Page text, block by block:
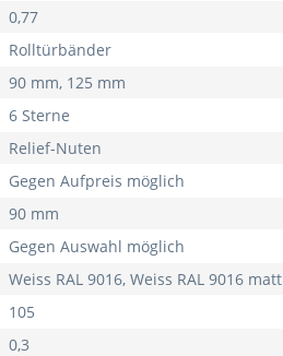
0,77
Rolltürbänder
90 mm, 125 mm
6 Sterne
Relief-Nuten
Gegen Aufpreis möglich
90 mm
Gegen Auswahl möglich
Weiss RAL 9016, Weiss RAL 9016 matt
105
0,3